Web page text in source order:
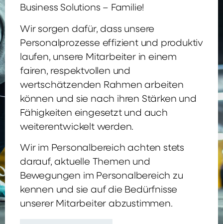
Business Solutions – Familie!
Wir sorgen dafür, dass unsere
Personalprozesse effizient und produktiv
laufen, unsere Mitarbeiter in einem
fairen, respektvollen und
wertschätzenden Rahmen arbeiten
können und sie nach ihren Stärken und
Fähigkeiten eingesetzt und auch
weiterentwickelt werden.
Wir im Personalbereich achten stets
darauf, aktuelle Themen und
Bewegungen im Personalbereich zu
kennen und sie auf die Bedürfnisse
unserer Mitarbeiter abzustimmen.